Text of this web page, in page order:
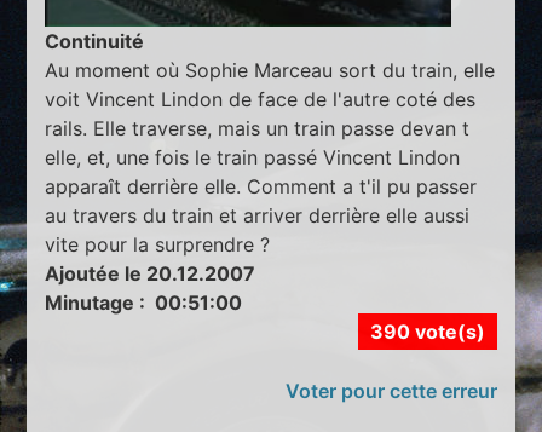
Continuité
Au moment où Sophie Marceau sort du train, elle
voit Vincent Lindon de face de l'autre coté des
rails. Elle traverse, mais un train passe devan t
elle, et, une fois le train passé Vincent Lindon
apparaît derrière elle. Comment a t'il pu passer
au travers du train et arriver derrière elle aussi
vite pour la surprendre ?
Ajoutée le 20.12.2007
Minutage : 00:51:00
390 vote(s)
Voter pour cette erreur